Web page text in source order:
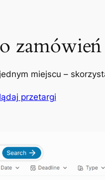
miejscu –
przetargi